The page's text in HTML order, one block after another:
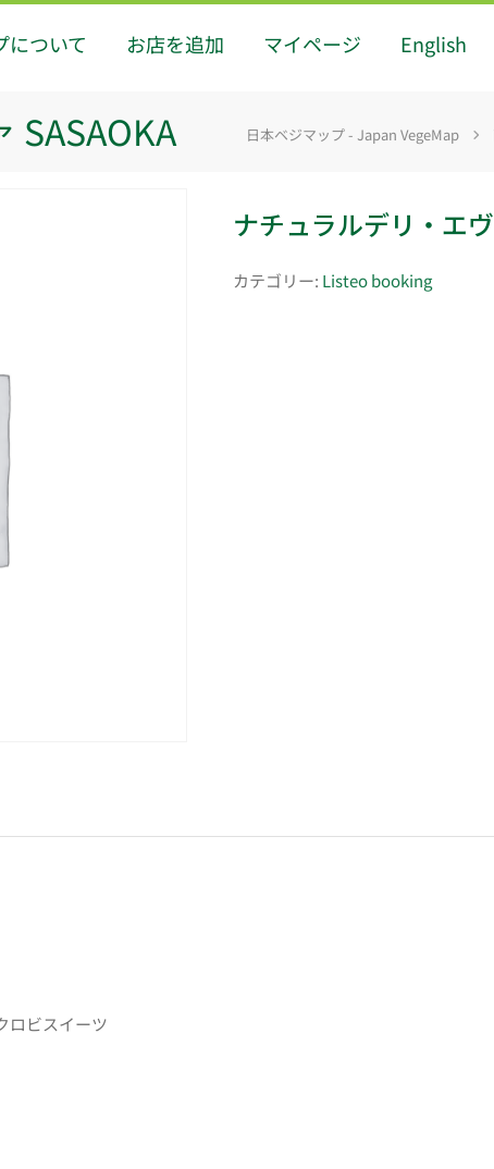
について お店を追加 マイページ English
SASAOKA 日本ベジマップ - Japan VegeMap
ナチュラルデリ・エ
カテゴリー: Listeo booking
ロビスイーツ